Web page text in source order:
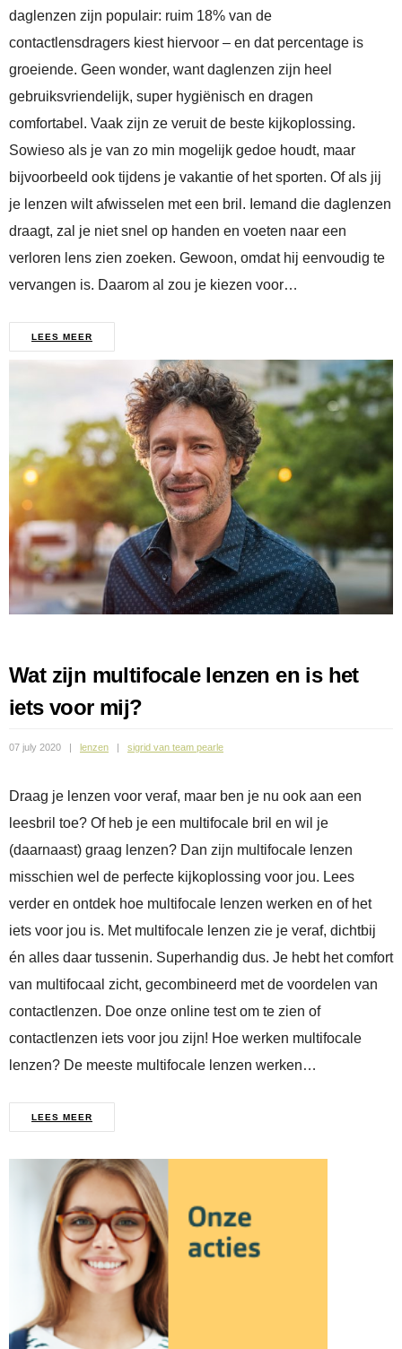
daglenzen zijn populair: ruim 18% van de
contactlensdragers kiest hiervoor – en dat percentage is
groeiende. Geen wonder, want daglenzen zijn heel
gebruiksvriendelijk, super hygiënisch en dragen
comfortabel. Vaak zijn ze veruit de beste kijkoplossing.
Sowieso als je van zo min mogelijk gedoe houdt, maar
bijvoorbeeld ook tijdens je vakantie of het sporten. Of als jij
je lenzen wilt afwisselen met een bril. Iemand die daglenzen
draagt, zal je niet snel op handen en voeten naar een
verloren lens zien zoeken. Gewoon, omdat hij eenvoudig te
vervangen is. Daarom al zou je kiezen voor…
LEES MEER
Wat zijn multifocale lenzen en is het
iets voor mij?
07 july 2020 lenzen sigrid van team pearle
Draag je lenzen voor veraf, maar ben je nu ook aan een
leesbril toe? Of heb je een multifocale bril en wil je
(daarnaast) graag lenzen? Dan zijn multifocale lenzen
misschien wel de perfecte kijkoplossing voor jou. Lees
verder en ontdek hoe multifocale lenzen werken en of het
iets voor jou is. Met multifocale lenzen zie je veraf, dichtbij
én alles daar tussenin. Superhandig dus. Je hebt het comfort
van multifocaal zicht, gecombineerd met de voordelen van
contactlenzen. Doe onze online test om te zien of
contactlenzen iets voor jou zijn! Hoe werken multifocale
lenzen? De meeste multifocale lenzen werken…
LEES MEER